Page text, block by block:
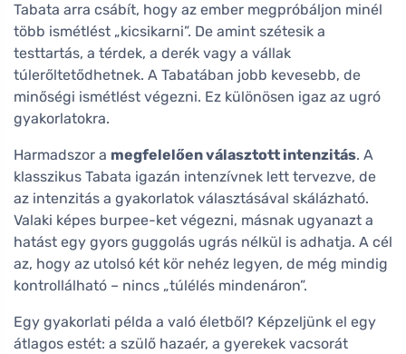
Tabata arra csábít, hogy az ember megpróbáljon minél
több ismétlést „kicsikarni”. De amint szétesik a
testtartás, a térdek, a derék vagy a vállak
túlerőltetődhetnek. A Tabatában jobb kevesebb, de
minőségi ismétlést végezni. Ez különösen igaz az ugró
gyakorlatokra.
Harmadszor a megfelelően választott intenzitás. A
klasszikus Tabata igazán intenzívnek lett tervezve, de
az intenzitás a gyakorlatok választásával skálázható.
Valaki képes burpee-ket végezni, másnak ugyanazt a
hatást egy gyors guggolás ugrás nélkül is adhatja. A cél
az, hogy az utolsó két kör nehéz legyen, de még mindig
kontrollálható – nincs „túlélés mindenáron”.
Egy gyakorlati példa a való életből? Képzeljünk el egy
átlagos estét: a szülő hazaér, a gyerekek vacsorát